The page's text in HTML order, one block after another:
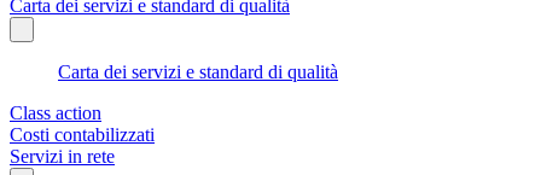
Carta dei servizi e standard di qualità
Carta dei servizi e standard di qualità
Class action
Costi contabilizzati
Servizi in rete